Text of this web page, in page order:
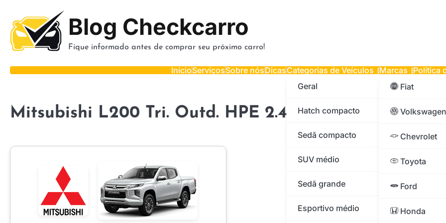
content
Blog Checkcarro
Fique informado antes de comprar seu próximo carro!
InícioServiçosSobre nósDicasCategorias de Veículos
Geral
Hatch compacto
Sedã compacto
SUV médio
Sedã grande
Esportivo médio
Marcas
Fiat
Volkswagen
Chevrolet
Toyota
Ford
Honda
Política
Mitsubishi L200 Tri. Outd. HPE 2.4 CD 4×4 Die. Aut.